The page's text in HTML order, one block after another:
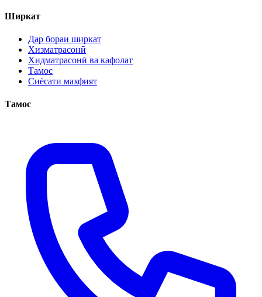
Ширкат
Дар бораи ширкат
Хизматрасонӣ
Хидматрасонӣ ва кафолат
Тамос
Сиёсати махфият
Тамос